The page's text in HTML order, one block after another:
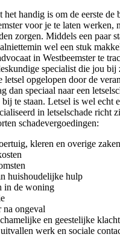
handig is om de eerste de
voor je te laten werken,
zorgen. Middels een paar
wel een stuk
in Westbeemster te
specialist die jou bij
letsel opgelopen door de
dan speciaal naar een
te staan. Letsel is wel echt
in letselschade richt
schadevergoedingen:
kleren en overige zaken
huishoudelijke hulp
in de woning
na ongeval
en geestelijke
werk en sociale